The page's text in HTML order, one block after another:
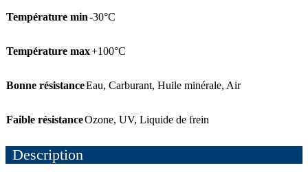
Température min-30°C
Température max+100°C
Bonne résistanceEau, Carburant, Huile minérale, Air
Faible résistanceOzone, UV, Liquide de frein
Description